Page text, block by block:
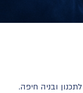
ובניה חיפה.